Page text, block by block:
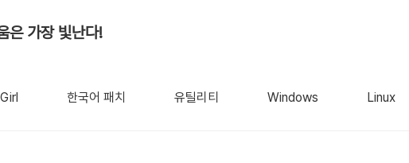
은 가장 빛난다!
한국어 패치 유틸리티 Windows Linux